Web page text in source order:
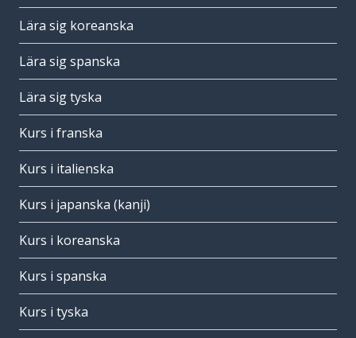
Lära sig koreanska
Lära sig spanska
Lära sig tyska
Kurs i franska
Kurs i italienska
Kurs i japanska (kanji)
Kurs i koreanska
Kurs i spanska
Kurs i tyska